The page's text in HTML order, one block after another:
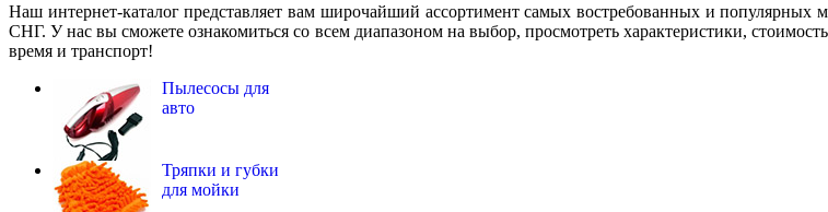
Наш интернет-каталог представляет вам широчайший ассортимент самых востребованных и
СНГ. У нас вы сможете ознакомиться со всем диапазоном на выбор, просмотреть характеристики,
время и транспорт!
Пылесосы для
авто
Тряпки и губки
для мойки